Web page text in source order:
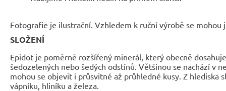
Fotografie je ilustrační. Vzhledem k ruční výrobě se
SLOŽENÍ
Epidot je poměrně rozšířený minerál, který obecně
šedozelených nebo šedých odstínů. Většinou se nachází v
mohou se objevit i průsvitné až průhledné kusy. Z hlediska
vápníku, hliníku a železa.